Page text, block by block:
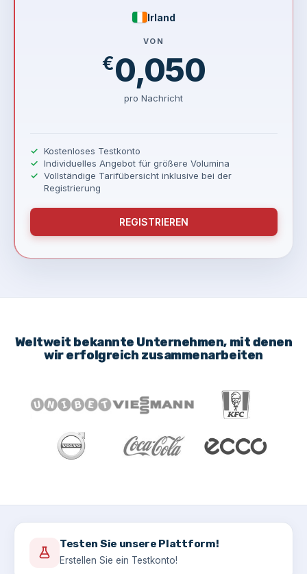
Weltweit bekannte Unternehmen, mit denen
wir erfolgreich zusammenarbeiten
Testen Sie unsere Plattform!
Erstellen Sie ein Testkonto!
Irland
VON
€0,050
pro Nachricht
Kostenloses Testkonto
Individuelles Angebot für größere Volumina
Vollständige Tarifübersicht inklusive bei der
Registrierung
REGISTRIEREN